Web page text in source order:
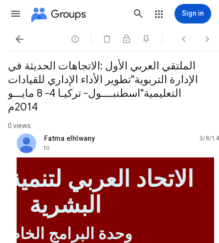
Groups Sign in
   
الملتقي العربي الأول :الاتجاهات الحديثة في
الإدارة التربوية"تطوير الأداء الإداري للقيادات
التعليمية"اسطنبــــول- تركيـا 4- 8 مايـــو
2014م
0 views
Fatma elhlwany
unread,
3/8/14
to
الاتحاد العربي
البشرية
وحدة البرامج